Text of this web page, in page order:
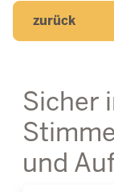
zurück
Sicher
und